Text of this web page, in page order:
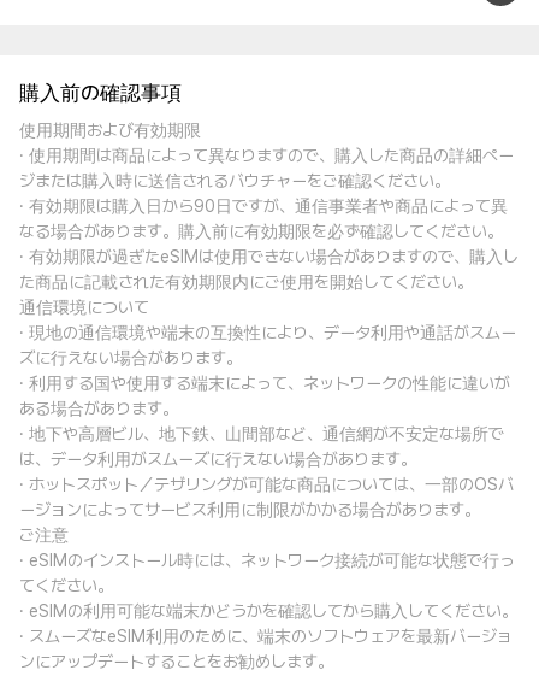
購入前の確認事項
使用期間および有効期限
· 使用期間は商品によって異なりますので、購入した商品の詳細ペー
ジまたは購入時に送信されるバウチャーをご確認ください。
· 有効期限は購入日から90日ですが、通信事業者や商品によって異
なる場合があります。購入前に有効期限を必ず確認してください。
· 有効期限が過ぎたeSIMは使用できない場合がありますので、購入し
た商品に記載された有効期限内にご使用を開始してください。
通信環境について
· 現地の通信環境や端末の互換性により、データ利用や通話がスムー
ズに行えない場合があります。
· 利用する国や使用する端末によって、ネットワークの性能に違いが
ある場合があります。
· 地下や高層ビル、地下鉄、山間部など、通信網が不安定な場所で
は、データ利用がスムーズに行えない場合があります。
· ホットスポット／テザリングが可能な商品については、一部のOSバ
ージョンによってサービス利用に制限がかかる場合があります。
ご注意
· eSIMのインストール時には、ネットワーク接続が可能な状態で行っ
てください。
· eSIMの利用可能な端末かどうかを確認してから購入してください。
· スムーズなeSIM利用のために、端末のソフトウェアを最新バージョ
ンにアップデートすることをお勧めします。